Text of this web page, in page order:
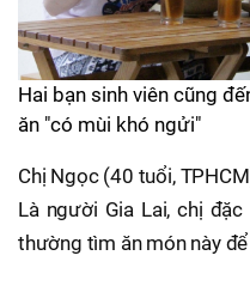
Hai bạn sinh viên cũng
ăn "có mùi khó ngửi"
Chị Ngọc (40 tuổi,
Là người Gia Lai, chị
thường tìm ăn món này